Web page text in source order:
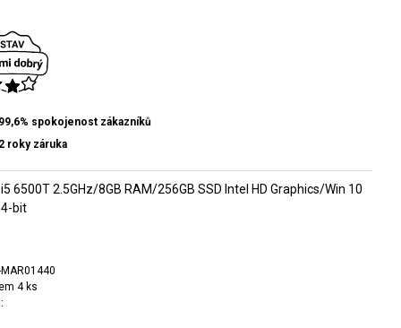
99,6% spokojenost zákazníků
2 roky záruka
6500T 2.5GHz/8GB RAM/256GB SSD Intel HD Graphics/Win 10
bit
MAR01440
4 ks